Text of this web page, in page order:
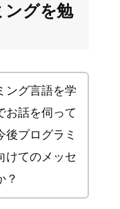
ングを勉
ング言語を学
お話を伺って
後プログラミ
けてのメッセ
？